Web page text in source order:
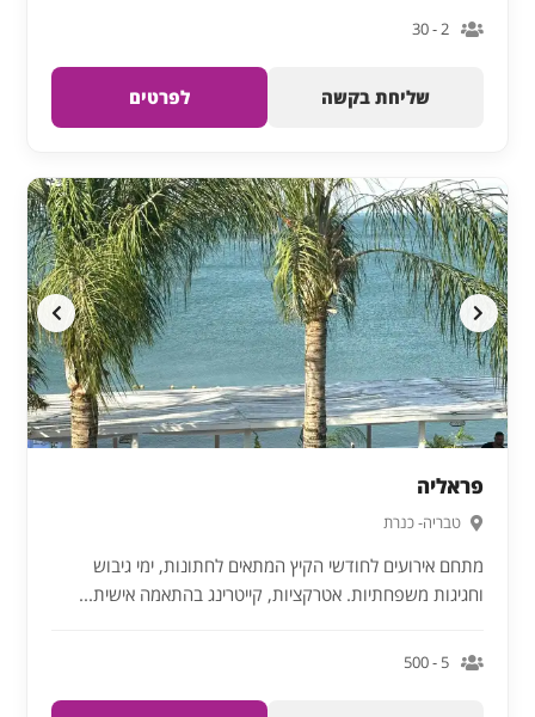
2 - 30
שליחת בקשה לפרטים
פראליה
טבריה- כנרת
מתחם אירועים לחודשי הקיץ המתאים לחתונות, ימי גיבוש
וחגיגות משפחתיות. אטרקציות, קייטרינג בהתאמה אישית...
5 - 500